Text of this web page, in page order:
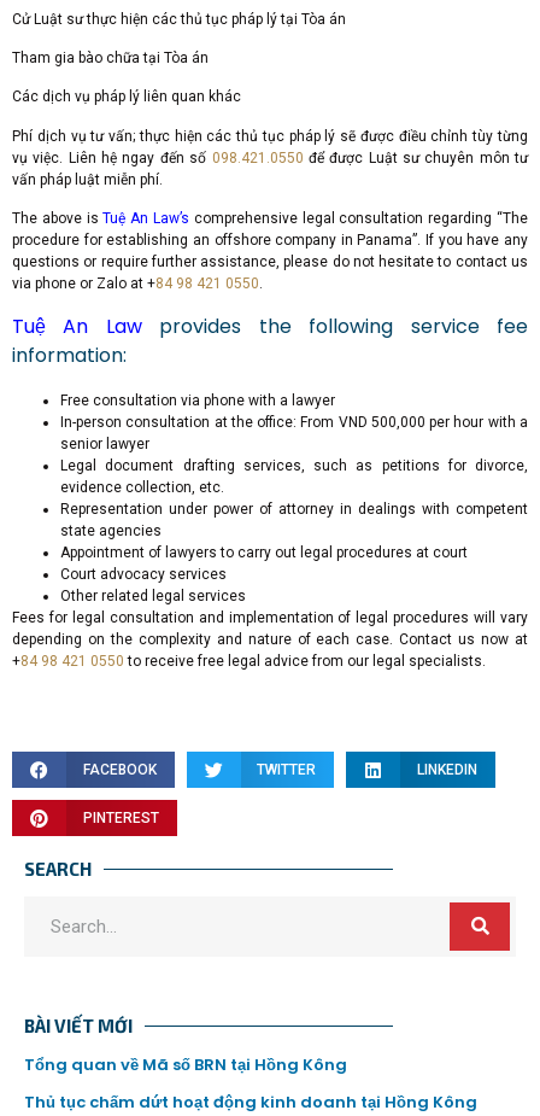
Cử Luật sư thực hiện các thủ tục pháp lý tại Tòa án
Tham gia bào chữa tại Tòa án
Các dịch vụ pháp lý liên quan khác
Phí dịch vụ tư vấn; thực hiện các thủ tục pháp lý sẽ được điều chỉnh tùy từng
vụ việc. Liên hệ ngay đến số 098.421.0550 để được Luật sư chuyên môn tư
vấn pháp luật miễn phí.
The above isTuệ An Law’s comprehensive legal consultation regarding “The
procedure for establishing an offshore company in Panama”. If you have any
questions or require further assistance, please do not hesitate to contact us
via phone or Zalo at +84 98 421 0550.
Tuệ An Lawprovides the following service fee
information:
Free consultation via phone with a lawyer
In-person consultation at the office: From VND 500,000 per hour with a
senior lawyer
Legal document drafting services, such as petitions for divorce,
evidence collection, etc.
Representation under power of attorney in dealings with competent
state agencies
Appointment of lawyers to carry out legal procedures at court
Court advocacy services
Other related legal services
Fees for legal consultation and implementation of legal procedures will vary
depending on the complexity and nature of each case. Contact us now at
+84 98 421 0550 to receive free legal advice from our legal specialists.
FACEBOOK TWITTER LINKEDIN
PINTEREST
SEARCH
BÀI VIẾT MỚI
Tổng quan về Mã số BRN tại Hồng Kông
Thủ tục chấm dứt hoạt động kinh doanh tại Hồng Kông